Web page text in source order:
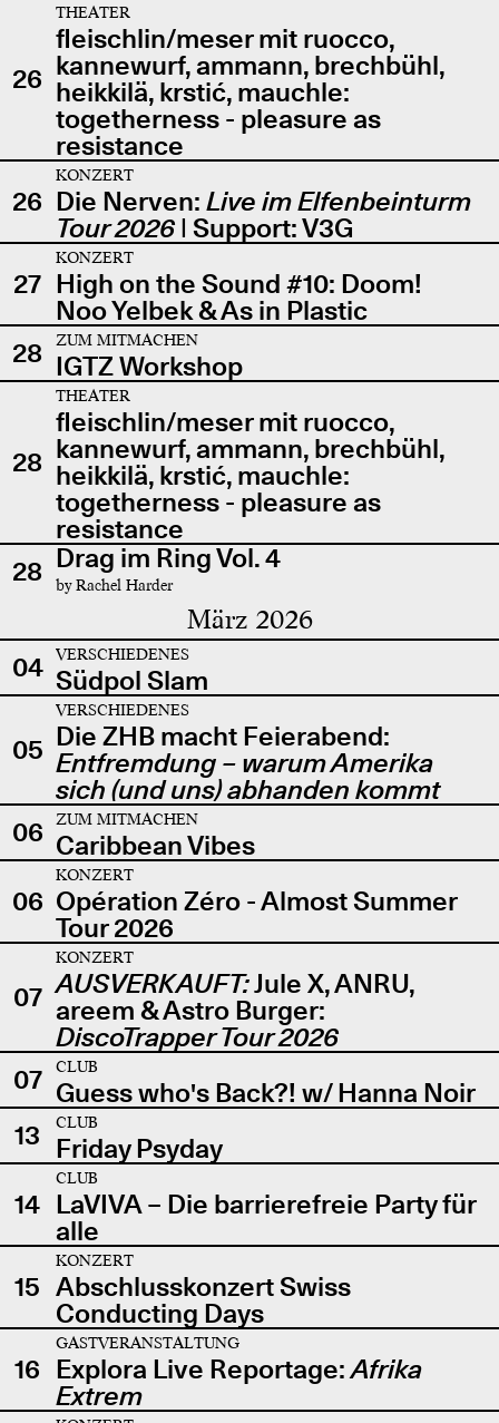
26
THEATER
fleischlin/meser mit ruocco,
kannewurf, ammann, brechbühl,
heikkilä, krstić, mauchle:
togetherness - pleasure as
resistance
26
KONZERT
Die Nerven: Live im Elfenbeinturm
Tour 2026| Support: V3G
27
KONZERT
High on the Sound #10: Doom!
Noo Yelbek & As in Plastic
28
ZUM MITMACHEN
IGTZ Workshop
28
THEATER
fleischlin/meser mit ruocco,
kannewurf, ammann, brechbühl,
heikkilä, krstić, mauchle:
togetherness - pleasure as
resistance
28 Drag im Ring Vol. 4
by Rachel Harder
März 2026
04 VERSCHIEDENES
Südpol Slam
05
VERSCHIEDENES
Die ZHB macht Feierabend:
Entfremdung – warum Amerika
sich (und uns) abhanden kommt
06
ZUM MITMACHEN
Caribbean Vibes
06
KONZERT
Opération Zéro - Almost Summer
Tour 2026
07
KONZERT
AUSVERKAUFT:Jule X, ANRU,
areem & Astro Burger:
DiscoTrapper Tour 2026
07
CLUB
Guess who's Back?! w/ Hanna Noir
13
CLUB
Friday Psyday
14
CLUB
LaVIVA – Die barrierefreie Party für
alle
15
KONZERT
Abschlusskonzert Swiss
Conducting Days
16
GASTVERANSTALTUNG
Explora Live Reportage:Afrika
Extrem